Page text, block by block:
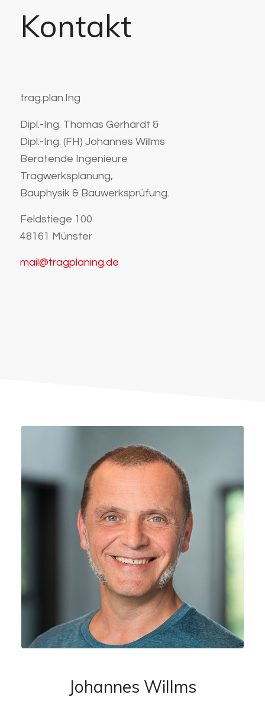
Kontakt
trag.plan.Ing
Dipl.-Ing. Thomas Gerhardt &
Dipl.-Ing. (FH) Johannes Willms
Beratende Ingenieure
Tragwerksplanung,
Bauphysik & Bauwerksprüfung.
Feldstiege 100
48161 Münster
mail@tragplaning.de
Johannes Willms